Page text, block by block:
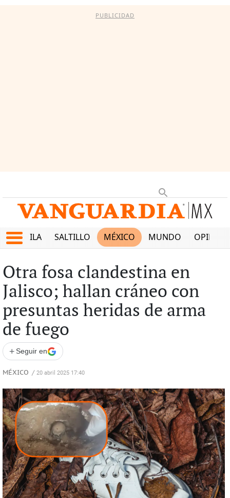
PUBLICIDAD
COAHUILA SALTILLO MÉXICO MUNDO OPINIÓN
Otra fosa clandestina en
Jalisco; hallan cráneo con
presuntas heridas de arma
de fuego
+ Seguir en
MÉXICO / 20 abril 2025 17:40